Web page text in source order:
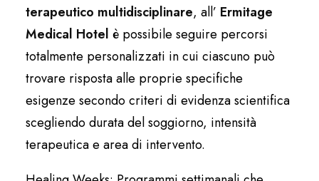
terapeutico multidisciplinare, all’ Ermitage
Medical Hotel è possibile seguire percorsi
totalmente personalizzati in cui ciascuno può
trovare risposta alle proprie specifiche
esigenze secondo criteri di evidenza scientifica
scegliendo durata del soggiorno, intensità
terapeutica e area di intervento.